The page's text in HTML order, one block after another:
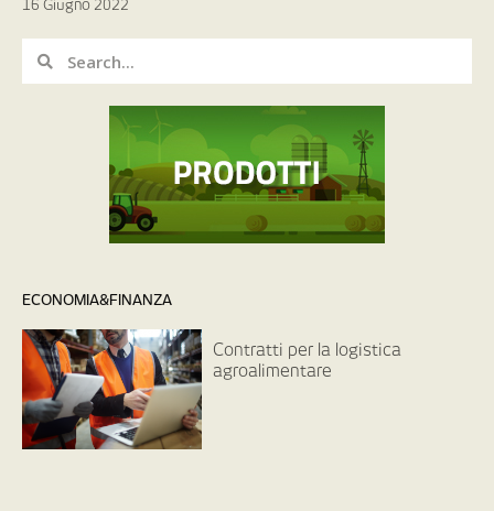
16 Giugno 2022
ECONOMIA&FINANZA
Contratti per la logistica
agroalimentare